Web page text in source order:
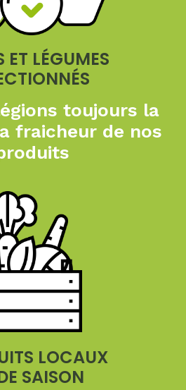
ET LÉGUMES
toujours la
fraicheurde nos
LOCAUX
SAISON